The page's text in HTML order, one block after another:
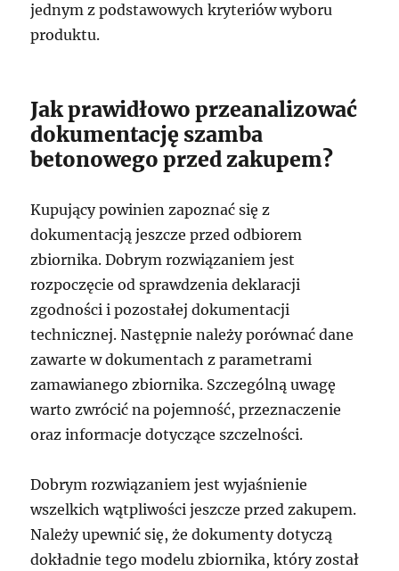
jednym z podstawowych kryteriów wyboru
produktu.
Jak prawidłowo przeanalizować
dokumentację szamba
betonowego przed zakupem?
Kupujący powinien zapoznać się z
dokumentacją jeszcze przed odbiorem
zbiornika. Dobrym rozwiązaniem jest
rozpoczęcie od sprawdzenia deklaracji
zgodności i pozostałej dokumentacji
technicznej. Następnie należy porównać dane
zawarte w dokumentach z parametrami
zamawianego zbiornika. Szczególną uwagę
warto zwrócić na pojemność, przeznaczenie
oraz informacje dotyczące szczelności.
Dobrym rozwiązaniem jest wyjaśnienie
wszelkich wątpliwości jeszcze przed zakupem.
Należy upewnić się, że dokumenty dotyczą
dokładnie tego modelu zbiornika, który został